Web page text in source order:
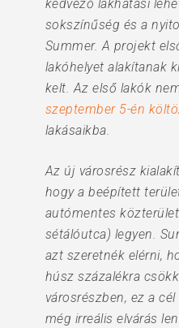
kedvező lakhatási
sokszínűség és a
Summer. A projekt
lakóhelyet alakítanak
kelt. Az első lakók
szeptember 5-én
lakásaikba.
Az új városrész
hogy a beépített
autómentes
sétálóutca) legyen.
azt szeretnék elérni,
húsz százalékra
városrészben, ez a
még irreális elvárás